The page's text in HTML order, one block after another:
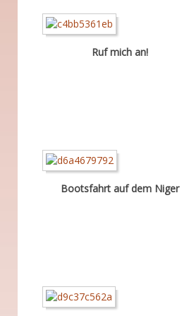
Ruf mich an!
Bootsfahrt auf dem Niger